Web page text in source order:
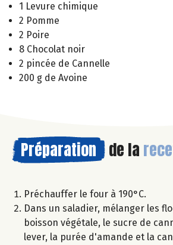
1 Levure chimique
2 Pomme
2 Poire
8 Chocolat noir
2 pincée de Cannelle
200 g de Avoine
Préparation de la
Préchauffer le four à 190°C.
Dans un saladier, mélanger les
boisson végétale, le sucre de
lever, la purée d'amande et la